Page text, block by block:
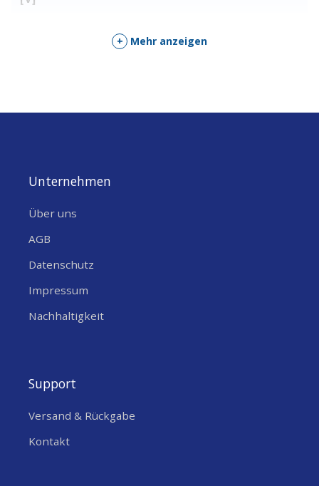
+ Mehr anzeigen
Unternehmen
Über uns
AGB
Datenschutz
Impressum
Nachhaltigkeit
Support
Versand & Rückgabe
Kontakt